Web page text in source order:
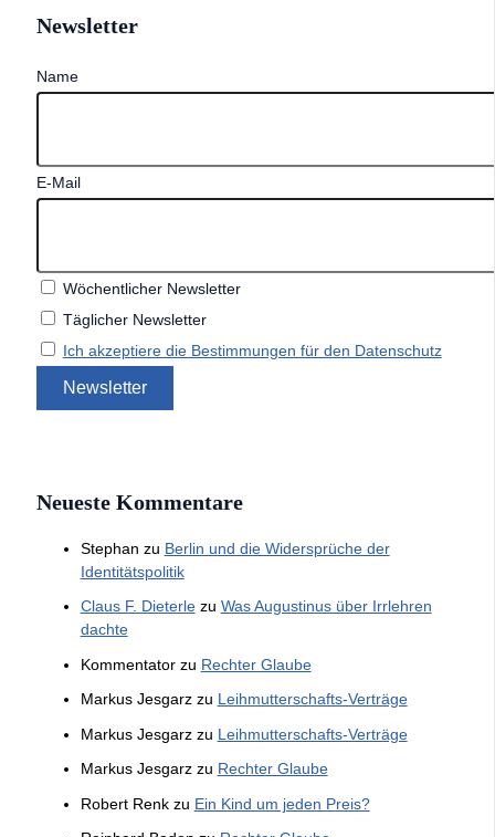
Newsletter
Name
E-Mail
Wöchentlicher Newsletter
Täglicher Newsletter
Ich akzeptiere die Bestimmungen für den Datenschutz
Neueste Kommentare
Stephan zu Berlin und die Widersprüche der
Identitätspolitik
Claus F. Dieterlezu Was Augustinus über Irrlehren
dachte
Kommentatorzu Rechter Glaube
Markus Jesgarzzu Leihmutterschafts-Verträge
Markus Jesgarzzu Leihmutterschafts-Verträge
Markus Jesgarzzu Rechter Glaube
Robert Renkzu Ein Kind um jeden Preis?